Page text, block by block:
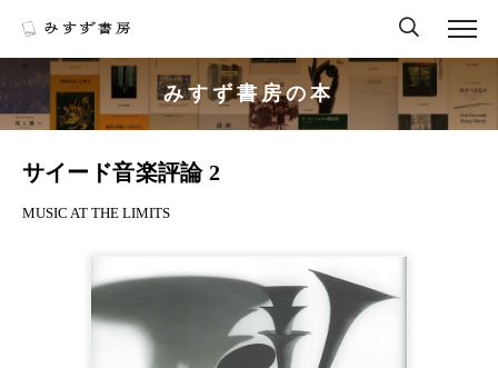
みすず書房の本
サイード音楽評論 2
MUSIC AT THE LIMITS